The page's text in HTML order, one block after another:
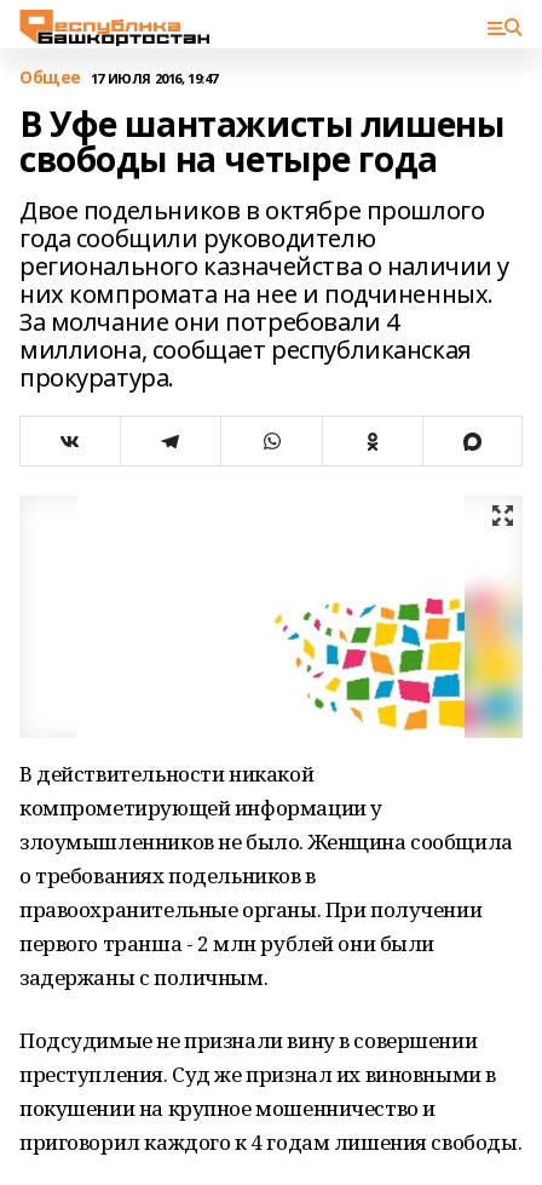
Общее 17 ИЮЛЯ 2016, 19:47
В Уфе шантажисты лишены
свободы на четыре года
Двое подельников в октябре прошлого
года сообщили руководителю
регионального казначейства о наличии у
них компромата на нее и подчиненных.
За молчание они потребовали 4
миллиона, сообщает республиканская
прокуратура.
В действительности никакой
компрометирующей информации у
злоумышленников не было. Женщина сообщила
о требованиях подельников в
правоохранительные органы. При получении
первого транша - 2 млн рублей они были
задержаны с поличным.
Подсудимые не признали вину в совершении
преступления. Суд же признал их виновными в
покушении на крупное мошенничество и
приговорил каждого к 4 годам лишения свободы.